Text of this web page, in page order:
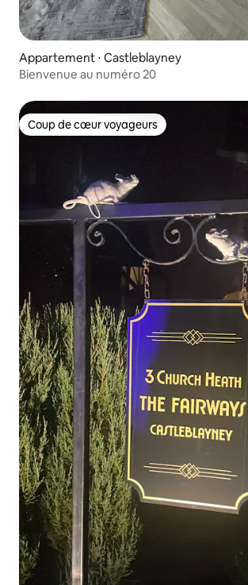
Appartement ⋅ Castleblayney
Bienvenue au numéro 20
Coup de cœur voyageurs
Coup de cœur voyageurs